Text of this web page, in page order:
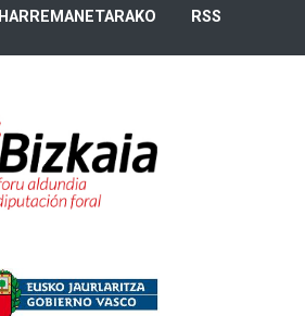
HARREMANETARAKO RSS